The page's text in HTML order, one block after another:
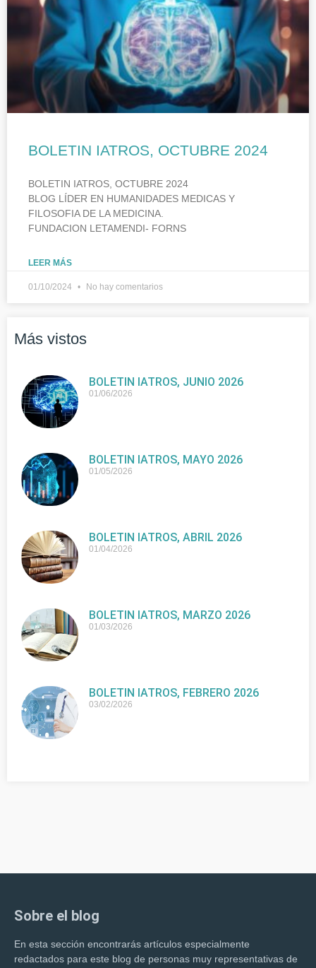
BOLETIN IATROS, OCTUBRE 2024
BOLETIN IATROS, OCTUBRE 2024
BLOG LÍDER EN HUMANIDADES MEDICAS Y
FILOSOFIA DE LA MEDICINA.
FUNDACION LETAMENDI- FORNS
LEER MÁS
01/10/2024 No hay comentarios
Más vistos
BOLETIN IATROS, JUNIO 2026
01/06/2026
BOLETIN IATROS, MAYO 2026
01/05/2026
BOLETIN IATROS, ABRIL 2026
01/04/2026
BOLETIN IATROS, MARZO 2026
01/03/2026
BOLETIN IATROS, FEBRERO 2026
03/02/2026
Sobre el blog
En esta sección encontrarás artículos especialmente
redactados para este blog de personas muy representativas de